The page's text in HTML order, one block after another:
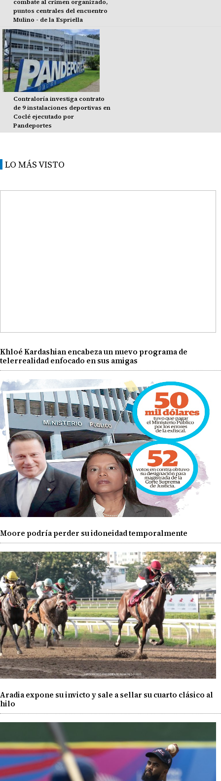
combate al crimen organizado,
puntos centrales del encuentro
Mulino - de la Espriella
Contraloría investiga contrato
de 9 instalaciones deportivas en
Coclé ejecutado por
Pandeportes
LO MÁS VISTO
Khloé Kardashian encabeza un nuevo programa de
telerrealidad enfocado en sus amigas
Moore podría perder su idoneidad temporalmente
Aradia expone su invicto y sale a sellar su cuarto clásico al
hilo